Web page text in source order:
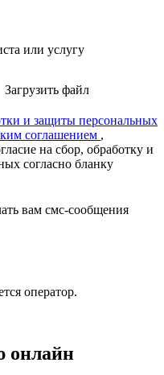
или услугу
Загрузить файл
и защиты персональных
соглашением ,
на сбор, обработку и
согласно бланку
вам смс-сообщения
оператор.
онлайн